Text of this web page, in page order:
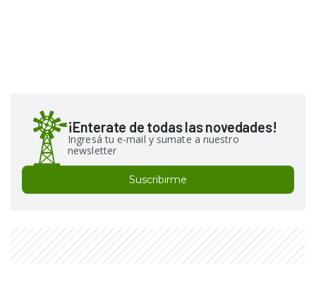
¡Enterate de todas las novedades!
Ingresá tu e-mail y sumate a nuestro
newsletter
Suscribirme